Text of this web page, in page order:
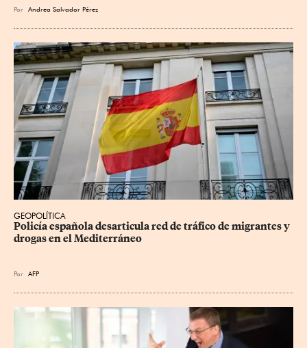
Por Andrea Salvador Pérez
GEOPOLÍTICA
Policía española desarticula red de tráfico de migrantes y
drogas en el Mediterráneo
Por AFP